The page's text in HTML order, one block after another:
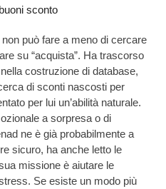
sconto
può fare a meno di cercare
su “acquista”. Ha trascorso
costruzione di database,
di sconti nascosti per
per lui un’abilità naturale.
a sorpresa o di
ne è già probabilmente a
sicuro, ha anche letto le
missione è aiutare le
Se esiste un modo più